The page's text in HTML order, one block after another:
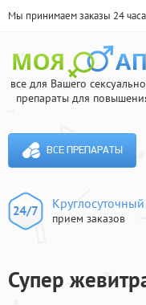
Мы принимаем заказы 24 часа
все для Вашего
препараты для
ВСЕ ПРЕПАРАТЫ
Круглосуточный
прием заказов
Супер